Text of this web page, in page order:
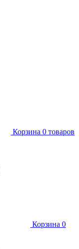
Корзина 0 товаров
Корзина 0